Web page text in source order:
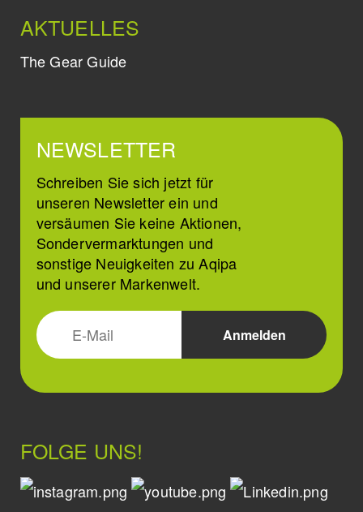
AKTUELLES
The Gear Guide
NEWSLETTER
Schreiben Sie sich jetzt für
unseren Newsletter ein und
versäumen Sie keine Aktionen,
Sondervermarktungen und
sonstige Neuigkeiten zu Aqipa
und unserer Markenwelt.
FOLGE UNS!